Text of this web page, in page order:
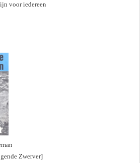
voor iedereen
Zwerver]